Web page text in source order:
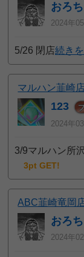
おろち
2024年
5/26 閉店続き
マルハン韮崎
123
2024年
3/9マルハン所
3pt GET!
ABC韮崎竜岡
おろち
2024年